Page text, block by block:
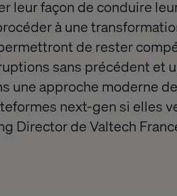
leur façon de conduire
à une
de rester
sans précédent et
une approche moderne
next-gen si elles
Director de Valtech